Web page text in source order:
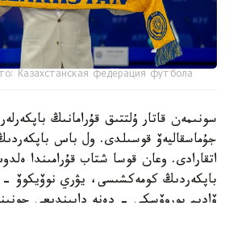
Казахстанская федерация футбола
سونىمەن قاتار ۇلتتىق قۇرامانىڭ
جۇماسقاليەۆ قوسىلدى. ول باس
اتقارادى. وعان قوسا شتاب قۇرامىندا
باپكەردىڭ كومەكشىسى، يۋري نوۆيكوۆ -
ۆاديم بوروۆسكي - دەنە دايىندىعى